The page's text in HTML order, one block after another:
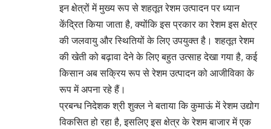
इन क्षेत्रों में मुख्य रूप से शहतूत रेशम उत्पादन पर ध्यान
केंद्रित किया जाता है, क्योंकि इस प्रकार का रेशम इस क्षेत्र
की जलवायु और स्थितियों के लिए उपयुक्त है। शहतूत रेशम
की खेती को बढ़ावा देने के लिए बहुत उत्साह देखा गया है, कई
किसान अब सक्रिय रूप से रेशम उत्पादन को आजीविका के
रूप में अपना रहे हैं।
प्रबन्ध निदेशक श्री शुक्ल ने बताया कि कुमाऊं में रेशम उद्योग
विकसित हो रहा है, इसलिए इस क्षेत्र के रेशम बाजार में एक